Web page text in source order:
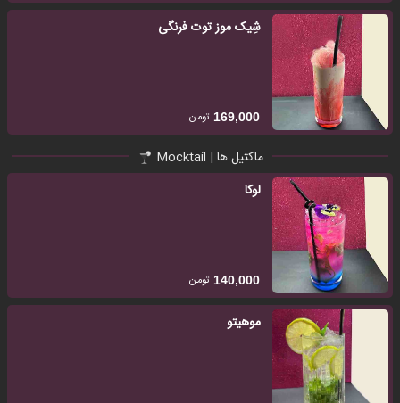
شِیک موز توت فرنگی
169,000 تومان
ماکتیل ها | Mocktail
لوکا
140,000 تومان
موهیتو